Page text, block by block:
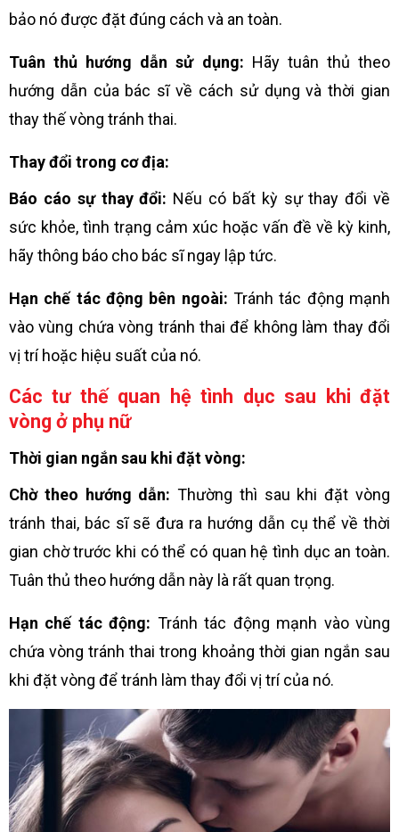
bảo nó được đặt đúng cách và an toàn.
Tuân thủ hướng dẫn sử dụng: Hãy tuân thủ theo
hướng dẫn của bác sĩ về cách sử dụng và thời gian
thay thế vòng tránh thai.
Thay đổi trong cơ địa:
Báo cáo sự thay đổi: Nếu có bất kỳ sự thay đổi về
sức khỏe, tình trạng cảm xúc hoặc vấn đề về kỳ kinh,
hãy thông báo cho bác sĩ ngay lập tức.
Hạn chế tác động bên ngoài: Tránh tác động mạnh
vào vùng chứa vòng tránh thai để không làm thay đổi
vị trí hoặc hiệu suất của nó.
Các tư thế quan hệ tình dục sau khi đặt
vòng ở phụ nữ
Thời gian ngắn sau khi đặt vòng:
Chờ theo hướng dẫn: Thường thì sau khi đặt vòng
tránh thai, bác sĩ sẽ đưa ra hướng dẫn cụ thể về thời
gian chờ trước khi có thể có quan hệ tình dục an toàn.
Tuân thủ theo hướng dẫn này là rất quan trọng.
Hạn chế tác động: Tránh tác động mạnh vào vùng
chứa vòng tránh thai trong khoảng thời gian ngắn sau
khi đặt vòng để tránh làm thay đổi vị trí của nó.